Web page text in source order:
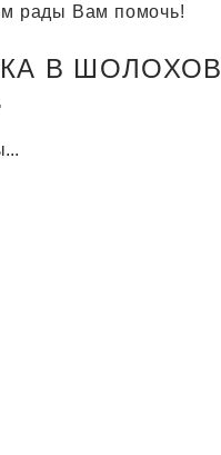
рады Вам помочь!
В